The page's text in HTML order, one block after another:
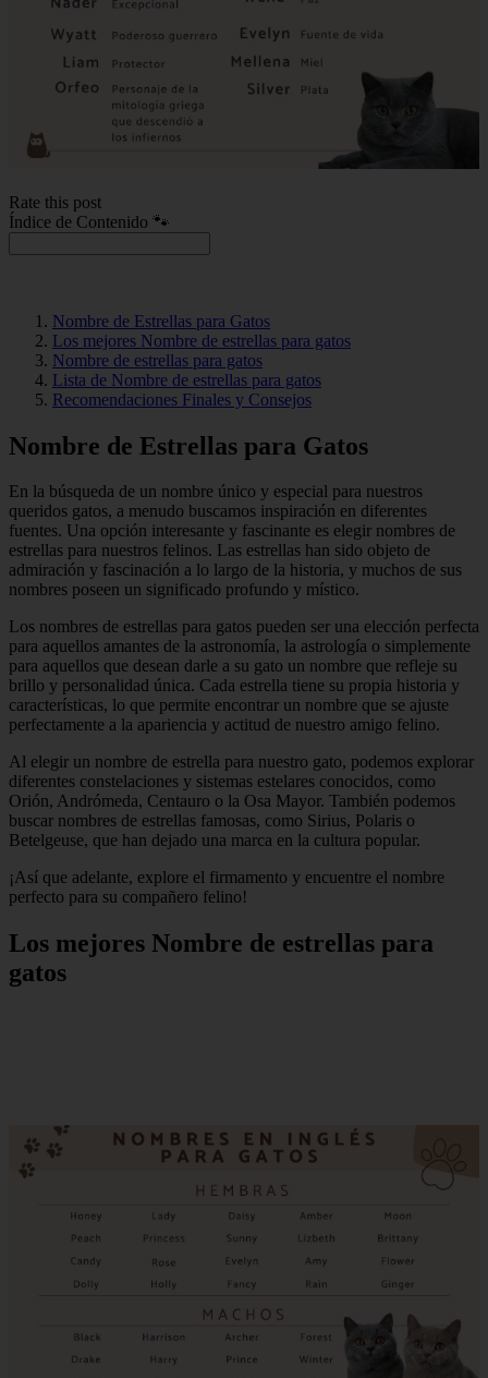
Rate this post
Índice de Contenido 🐾
Nombre de Estrellas para Gatos
Los mejores Nombre de estrellas para gatos
Nombre de estrellas para gatos
Lista de Nombre de estrellas para gatos
Recomendaciones Finales y Consejos
Nombre de Estrellas para Gatos
En la búsqueda de un nombre único y especial para nuestros
queridos gatos, a menudo buscamos inspiración en diferentes
fuentes. Una opción interesante y fascinante es elegir nombres de
estrellas para nuestros felinos. Las estrellas han sido objeto de
admiración y fascinación a lo largo de la historia, y muchos de sus
nombres poseen un significado profundo y místico.
Los nombres de estrellas para gatos pueden ser una elección perfecta
para aquellos amantes de la astronomía, la astrología o simplemente
para aquellos que desean darle a su gato un nombre que refleje su
brillo y personalidad única. Cada estrella tiene su propia historia y
características, lo que permite encontrar un nombre que se ajuste
perfectamente a la apariencia y actitud de nuestro amigo felino.
Al elegir un nombre de estrella para nuestro gato, podemos explorar
diferentes constelaciones y sistemas estelares conocidos, como
Orión, Andrómeda, Centauro o la Osa Mayor. También podemos
buscar nombres de estrellas famosas, como Sirius, Polaris o
Betelgeuse, que han dejado una marca en la cultura popular.
¡Así que adelante, explore el firmamento y encuentre el nombre
perfecto para su compañero felino!
Los mejores Nombre de estrellas para
gatos